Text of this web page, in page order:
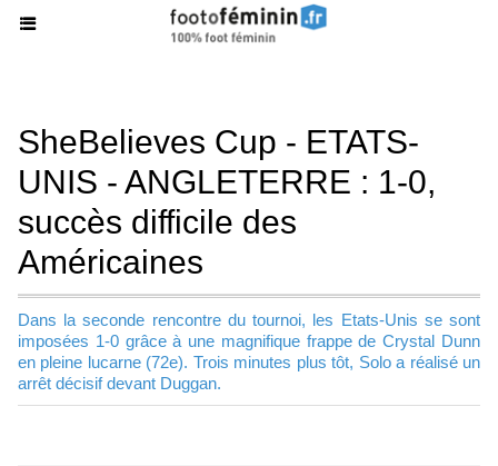
SheBelieves Cup - ETATS-
UNIS - ANGLETERRE : 1-0,
succès difficile des
Américaines
Dans la seconde rencontre du tournoi, les Etats-Unis se sont
imposées 1-0 grâce à une magnifique frappe de Crystal Dunn
en pleine lucarne (72e). Trois minutes plus tôt, Solo a réalisé un
arrêt décisif devant Duggan.